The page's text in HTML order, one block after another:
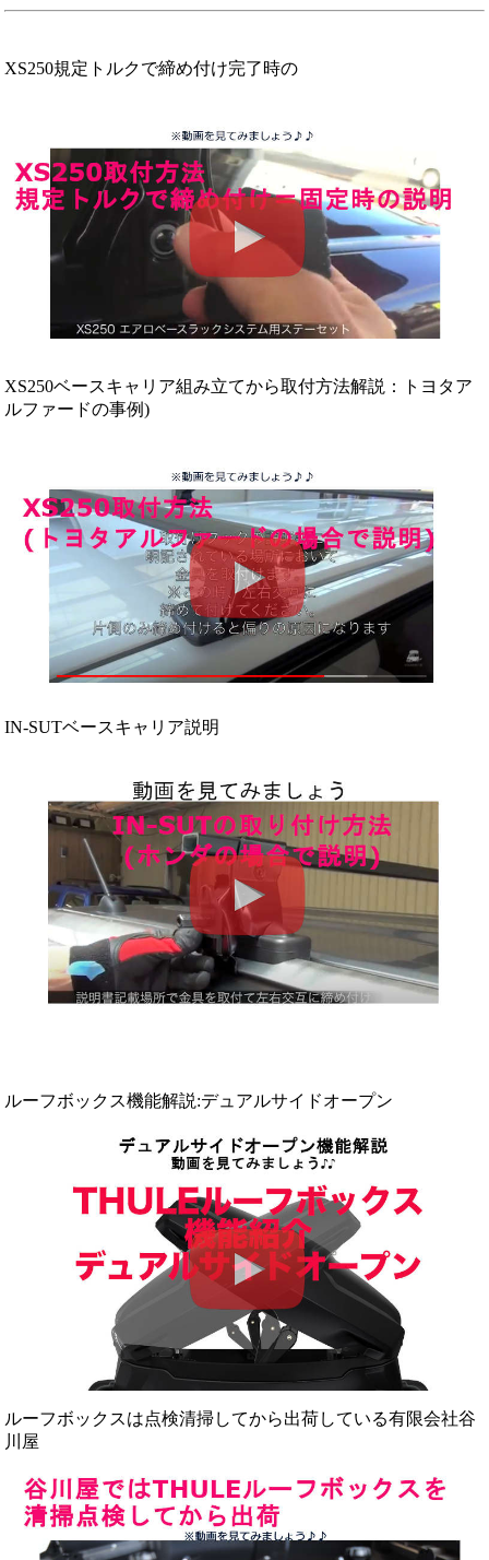
XS250規定トルクで締め付け完了時の
XS250ベースキャリア組み立てから取付方法解説：トヨタア
ルファードの事例)
IN-SUTベースキャリア説明
ルーフボックス機能解説:デュアルサイドオープン
ルーフボックスは点検清掃してから出荷している有限会社谷
川屋